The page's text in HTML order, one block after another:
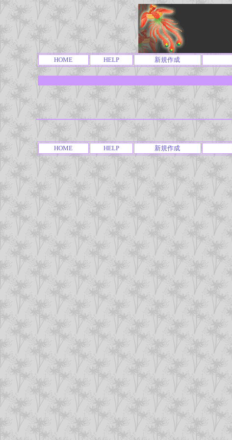
HOME HELP 新規作成
HOME HELP 新規作成